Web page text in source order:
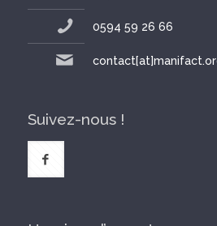
0594 59 26 66
Suivez-nous !